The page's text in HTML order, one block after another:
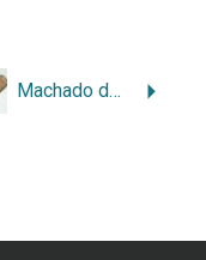
Machado de pedra polida